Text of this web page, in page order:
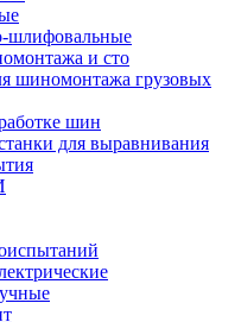
шлифовальные
и сто
шиномонтажа грузовых
шин
для выравнивания